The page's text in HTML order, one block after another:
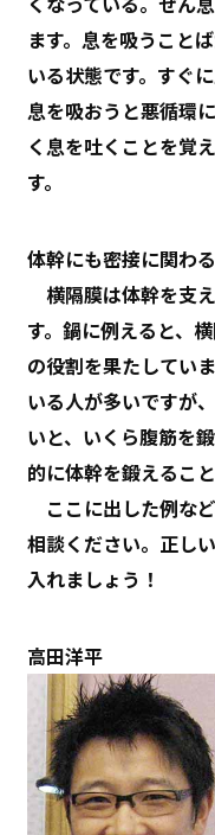
ます。息を吸うこと
いる状態です。すぐ
息を吸おうと悪循環
く息を吐くことを覚
す。
体幹にも密接に関わ
横隔膜は体幹を支
す。鍋に例えると、
の役割を果たしてい
いる人が多いですが
いと、いくら腹筋を
的に体幹を鍛えるこ
ここに出した例な
相談ください。正し
入れましょう！
高田洋平